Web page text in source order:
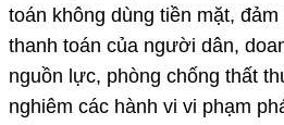
toán không dùng tiền mặt,
thanh toán của người dân,
nguồn lực, phòng chống thất
nghiêm các hành vi vi phạm